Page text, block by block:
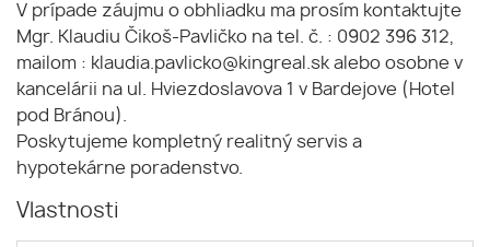
V prípade záujmu o obhliadku ma prosím kontaktujte
Mgr. Klaudiu Čikoš-Pavličko na tel. č. : 0902 396 312,
mailom : klaudia.pavlicko@kingreal.sk alebo osobne v
kancelárii na ul. Hviezdoslavova 1 v Bardejove (Hotel
pod Bránou).
Poskytujeme kompletný realitný servis a
hypotekárne poradenstvo.
Vlastnosti